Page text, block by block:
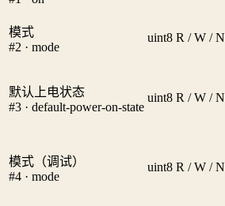
模式
#2 · mode
uint8 R / W / N
默认上电状态
#3 · default-power-on-state
uint8 R / W / N
模式（调试）
#4 · mode
uint8 R / W / N